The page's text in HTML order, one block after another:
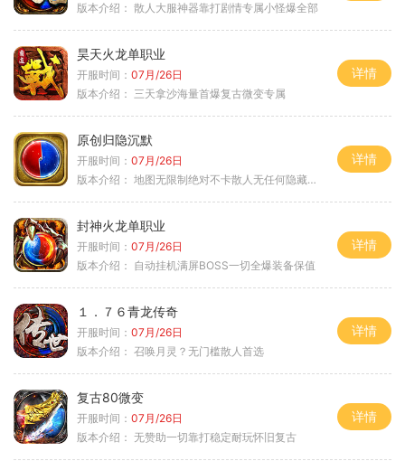
版本介绍： 散人大服神器靠打剧情专属小怪爆全部
昊天火龙单职业
开服时间： 07月/26日
版本介绍： 三天拿沙海量首爆复古微变专属
详情
原创归隐沉默
开服时间： 07月/26日
版本介绍： 地图无限制绝对不卡散人无任何隐藏消费
详情
封神火龙单职业
开服时间： 07月/26日
版本介绍： 自动挂机满屏BOSS一切全爆装备保值
详情
１．７６青龙传奇
开服时间： 07月/26日
版本介绍： 召唤月灵？无门槛散人首选
详情
复古80微变
开服时间： 07月/26日
版本介绍： 无赞助一切靠打稳定耐玩怀旧复古
详情